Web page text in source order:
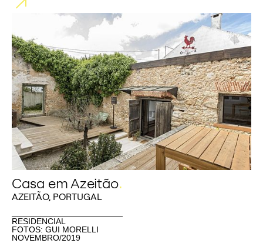
Casa em Azeitão.
AZEITÃO, PORTUGAL
RESIDENCIAL
FOTOS: GUI MORELLI
NOVEMBRO/2019